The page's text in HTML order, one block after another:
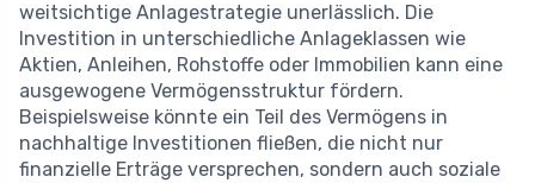
weitsichtige Anlagestrategie unerlässlich. Die
Investition in unterschiedliche Anlageklassen wie
Aktien, Anleihen, Rohstoffe oder Immobilien kann eine
ausgewogene Vermögensstruktur fördern.
Beispielsweise könnte ein Teil des Vermögens in
nachhaltige Investitionen fließen, die nicht nur
finanzielle Erträge versprechen, sondern auch soziale